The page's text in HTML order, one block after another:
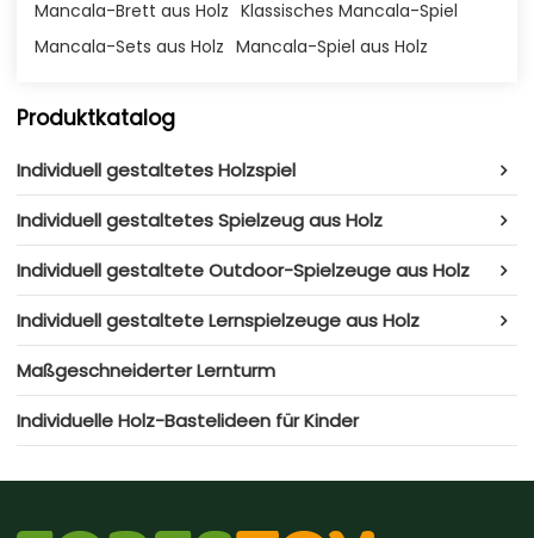
Mancala-Brett aus Holz Klassisches Mancala-Spiel
Mancala-Sets aus Holz Mancala-Spiel aus Holz
Produktkatalog
Individuell gestaltetes Holzspiel
Individuell gestaltetes Spielzeug aus Holz
Individuell gestaltete Outdoor-Spielzeuge aus Holz
Individuell gestaltete Lernspielzeuge aus Holz
Maßgeschneiderter Lernturm
Individuelle Holz-Bastelideen für Kinder